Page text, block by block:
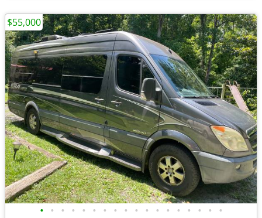
• • • • • • • • • • • • • • • • • •
$55,000